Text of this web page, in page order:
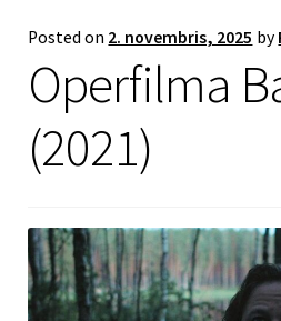
Posted on 2. novembris, 2025 by
Operfilma
(2021)